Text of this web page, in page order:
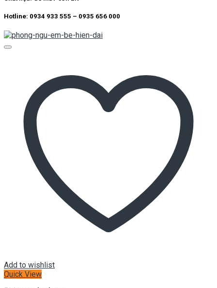
Hotline: 0934 933 555 – 0935 656 000
Add to wishlist
Quick View